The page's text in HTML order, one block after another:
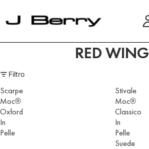
RED WING
Filtro
Scarpe
Moc®
Oxford
In
Pelle
Stivale
Moc®
Classico
In
Pelle
Suede